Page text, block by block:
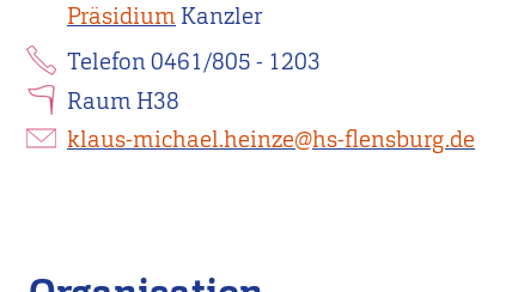
Präsidium Kanzler
Telefon 0461/805 - 1203
Raum H38
klaus-michael.heinze@hs-flensburg.de